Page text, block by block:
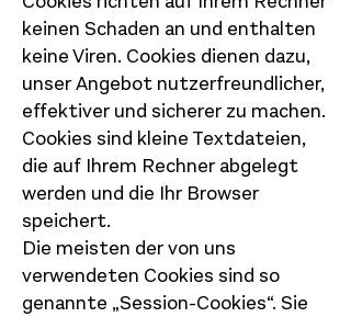
keinen Schaden an und enthalten
keine Viren. Cookies dienen dazu,
unser Angebot nutzerfreundlicher,
effektiver und sicherer zu machen.
Cookies sind kleine Textdateien,
die auf Ihrem Rechner abgelegt
werden und die Ihr Browser
speichert.
Die meisten der von uns
verwendeten Cookies sind so
genannte „Session-Cookies“. Sie